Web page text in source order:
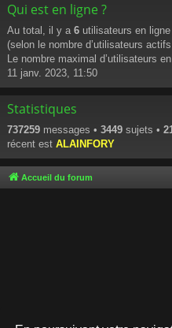
Qui est en ligne ?
Au total, il y a 6 utilisateurs en
(selon le nombre d’utilisateurs
Le nombre maximal d’utilisateurs
11 janv. 2023, 11:50
Statistiques
737259 messages • 3449 sujets •
récent est ALAINFORY
Accueil du forum